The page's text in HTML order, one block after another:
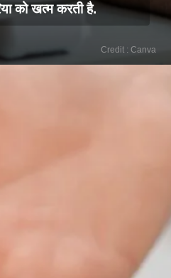
को खत्म करती है.
Credit : Canva